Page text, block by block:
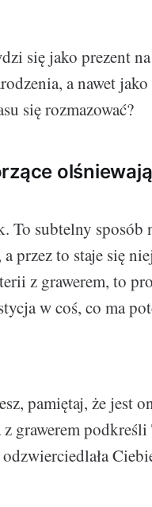
się jako prezent
a nawet
się rozmazować?
To subtelny sposób
przez to staje się
z grawerem, to
w coś, co ma
pamiętaj, że jest
grawerem